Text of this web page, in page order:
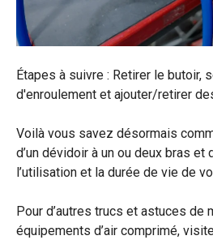
Étapes à suivre : Retirer le butoir,
d'enroulement et ajouter/retirer
Voilà vous savez désormais
d’un dévidoir à un ou deux bras
l’utilisation et la durée de vie de
Pour d’autres trucs et astuces de
équipements d’air comprimé,